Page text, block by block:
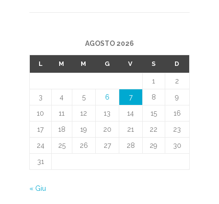
AGOSTO 2026
L M M G V S D
1 2
3 4 5 6 7 8 9
10 11 12 13 14 15 16
17 18 19 20 21 22 23
24 25 26 27 28 29 30
31
« Giu